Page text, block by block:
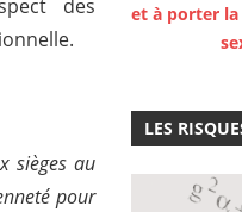
des
sièges au
pour
et à porter la
LES